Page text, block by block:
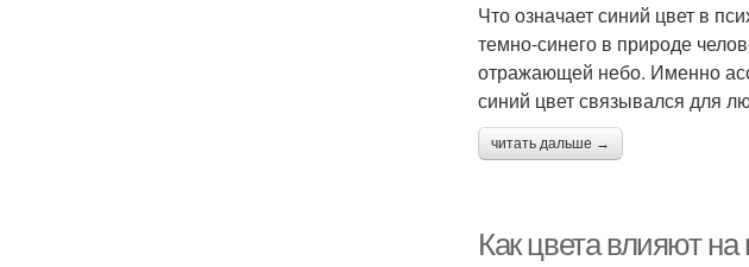
Что означает синий цвет в
темно-синего в природе
отражающей небо. Именно
синий цвет связывался для
читать дальше →
Как цвета влияют на